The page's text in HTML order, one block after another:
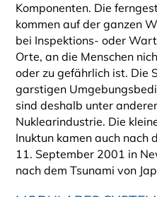
Komponenten. Die ferngesteuerten Roboter (ROV)
kommen auf der ganzen
bei Inspektions- oder Wartungsarbeiten. Sie erreichen
Orte, an die Menschen
oder zu gefährlich ist. Die Systeme widerstehen
garstigen
sind deshalb unter anderem die Öl-,
Nuklearindustrie. Die
Inuktun kamen auch nach
11. September 2001 in
nach dem Tsunami von